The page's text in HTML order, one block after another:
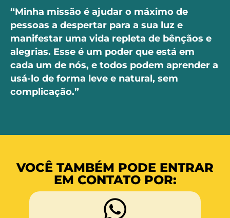
“Minha missão é ajudar o máximo de
pessoas a despertar para a sua luz e
manifestar uma vida repleta de bênçãos e
alegrias. Esse é um poder que está em
cada um de nós, e todos podem aprender a
usá-lo de forma leve e natural, sem
complicação.”
VOCÊ TAMBÉM PODE ENTRAR
EM CONTATO POR: